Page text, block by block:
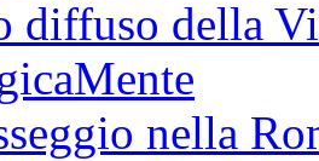
diffuso della
nella